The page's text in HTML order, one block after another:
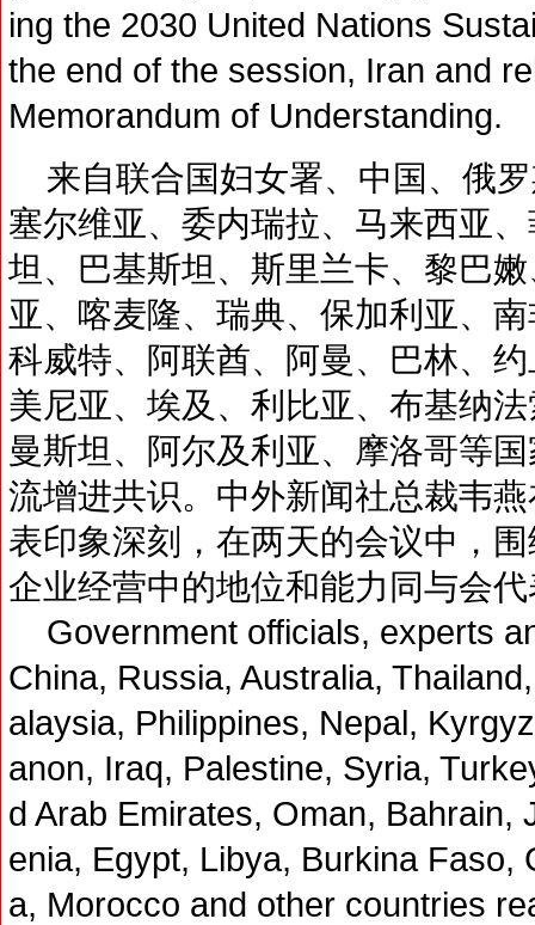
ing the 2030 United Nations
the end of the session, Iran and
Memorandum of Understanding.
来自联合国妇女署、中国、俄
塞尔维亚、委内瑞拉、马来西亚
坦、巴基斯坦、斯里兰卡、黎巴
亚、喀麦隆、瑞典、保加利亚、
科威特、阿联酋、阿曼、巴林、
美尼亚、埃及、利比亚、布基纳
曼斯坦、阿尔及利亚、摩洛哥等
流增进共识。中外新闻社总裁韦
表印象深刻，在两天的会议中，
企业经营中的地位和能力同与会
Government officials, experts
China, Russia, Australia,
alaysia, Philippines, Nepal,
anon, Iraq, Palestine, Syria,
d Arab Emirates, Oman, Bahrain,
enia, Egypt, Libya, Burkina Faso,
a, Morocco and other countries